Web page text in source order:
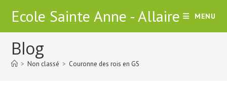
content
Ecole Sainte Anne - Allaire MENU
Blog
> Non classé > Couronne des rois en GS